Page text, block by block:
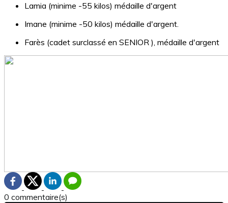
Lamia (minime -55 kilos) médaille d'argent
Imane (minime -50 kilos) médaille d'argent.
Farès (cadet surclassé en SENIOR ), médaille d'argent
0 commentaire(s)